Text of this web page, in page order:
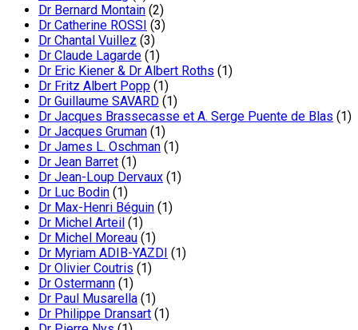
Dr Bernard Montain (2)
Dr Catherine ROSSI (3)
Dr Chantal Vuillez (3)
Dr Claude Lagarde (1)
Dr Eric Kiener & Dr Albert Roths (1)
Dr Fritz Albert Popp (1)
Dr Guillaume SAVARD (1)
Dr Jacques Brassecasse et A. Serge Puente de Blas (1)
Dr Jacques Gruman (1)
Dr James L. Oschman (1)
Dr Jean Barret (1)
Dr Jean-Loup Dervaux (1)
Dr Luc Bodin (1)
Dr Max-Henri Béguin (1)
Dr Michel Arteil (1)
Dr Michel Moreau (1)
Dr Myriam ADIB-YAZDI (1)
Dr Olivier Coutris (1)
Dr Ostermann (1)
Dr Paul Musarella (1)
Dr Philippe Dransart (1)